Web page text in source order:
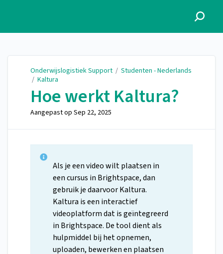
Onderwijslogistiek Support / Studenten - Nederlands
/ Kaltura
Hoe werkt Kaltura?
Aangepast op Sep 22, 2025
Als je een video wilt plaatsen in
een cursus in Brightspace, dan
gebruik je daarvoor Kaltura.
Kaltura is een interactief
videoplatform dat is geïntegreerd
in Brightspace. De tool dient als
hulpmiddel bij het opnemen,
uploaden, bewerken en plaatsen